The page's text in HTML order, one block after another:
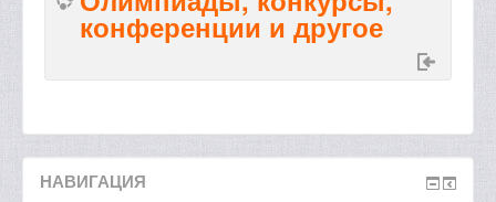
конференции и другое
НАВИГАЦИЯ